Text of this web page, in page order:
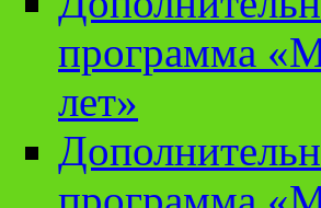
программа
лет»